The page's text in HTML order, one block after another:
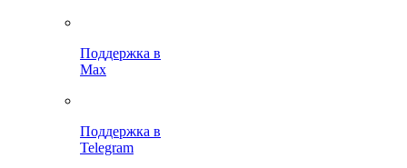
Поддержка в
Max
Поддержка в
Telegram